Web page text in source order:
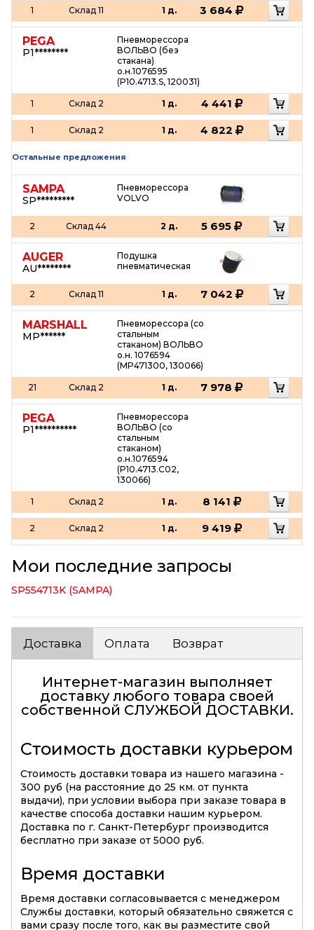
1 Склад 11 1 д. 3 684
PEGA
P1********
Пневморессора
ВОЛЬВО (без
стакана)
о.н.1076595
(P10.4713.S, 120031)
1 Склад 2 1 д. 4 441
1 Склад 2 1 д. 4 822
Остальные предложения
SAMPA
SP*********
Пневморессора
VOLVO
2 Склад 44 2 д. 5 695
AUGER
AU********
Подушка
пневматическая
2 Склад 11 1 д. 7 042
MARSHALL
MP******
Пневморессора (со
стальным
стаканом) ВОЛЬВО
о.н. 1076594
(MP471300, 130066)
21 Склад 2 1 д. 7 978
PEGA
P1**********
Пневморессора
ВОЛЬВО (со
стальным
стаканом)
о.н.1076594
(P10.4713.C02,
130066)
1 Склад 2 1 д. 8 141
2 Склад 2 1 д. 9 419
Мои последние запросы
SP554713K (SAMPA)
Доставка Оплата Возврат
Интернет-магазин выполняет
доставку любого товара своей
собственной СЛУЖБОЙ ДОСТАВКИ.
Стоимость доставки курьером
Стоимость доставки товара из нашего магазина -
300 руб (на расстояние до 25 км. от пункта
выдачи), при условии выбора при заказе товара в
качестве способа доставки нашим курьером.
Доставка по г. Санкт-Петербург производится
бесплатно при заказе от 5000 руб.
Время доставки
Время доставки согласовывается с менеджером
Службы доставки, который обязательно свяжется с
вами сразу после того, как вы разместите свой